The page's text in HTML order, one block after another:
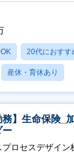
20代におすす
産休・育休あり
務】生命保険_
ー
ロセスデザイン